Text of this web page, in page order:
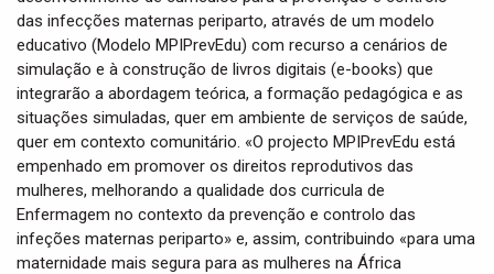
das infecções maternas periparto, através de um modelo
educativo (Modelo MPIPrevEdu) com recurso a cenários de
simulação e à construção de livros digitais (e-books) que
integrarão a abordagem teórica, a formação pedagógica e as
situações simuladas, quer em ambiente de serviços de saúde,
quer em contexto comunitário. «O projecto MPIPrevEdu está
empenhado em promover os direitos reprodutivos das
mulheres, melhorando a qualidade dos curricula de
Enfermagem no contexto da prevenção e controlo das
infeções maternas periparto» e, assim, contribuindo «para uma
maternidade mais segura para as mulheres na África